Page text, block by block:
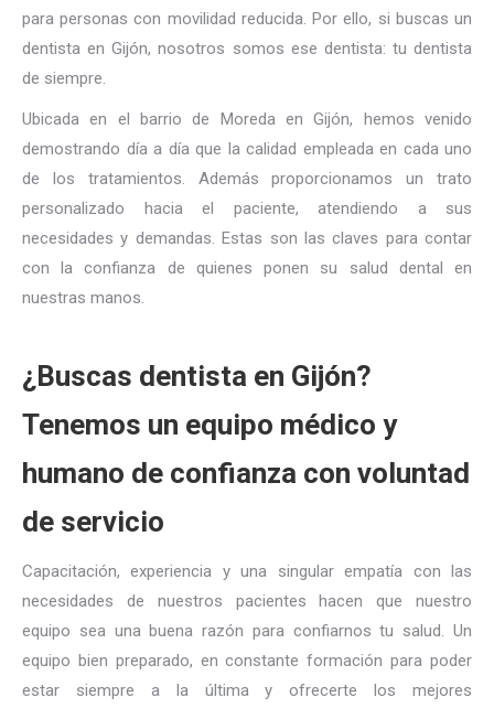
para personas con movilidad reducida. Por ello, si buscas un
dentista en Gijón, nosotros somos ese dentista: tu dentista
de siempre.
Ubicada en el barrio de Moreda en Gijón, hemos venido
demostrando día a día que la calidad empleada en cada uno
de los tratamientos. Además proporcionamos un trato
personalizado hacia el paciente, atendiendo a sus
necesidades y demandas. Estas son las claves para contar
con la confianza de quienes ponen su salud dental en
nuestras manos.
¿Buscas dentista en Gijón?
Tenemos un equipo médico y
humano de confianza con voluntad
de servicio
Capacitación, experiencia y una singular empatía con las
necesidades de nuestros pacientes hacen que nuestro
equipo sea una buena razón para confiarnos tu salud. Un
equipo bien preparado, en constante formación para poder
estar siempre a la última y ofrecerte los mejores